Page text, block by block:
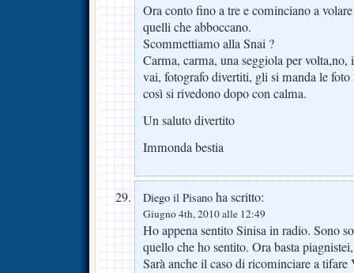
Ora conto fino a tre e cominciano a
quelli che abboccano.
Scommettiamo alla Snai ?
Carma, carma, una seggiola per volta,no,
vai, fotografo divertiti, gli si manda le
così si rivedono dopo con calma.
Un saluto divertito
Immonda bestia
Diego il Pisano ha scritto:
Giugno 4th, 2010 alle 12:49
Ho appena sentito Sinisa in radio. Sono
quello che ho sentito. Ora basta
Sarà anche il caso di ricominciare a